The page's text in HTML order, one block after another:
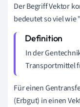
Der Begriff Vektor
bedeutet so viel wie
In der
Transportmittel
Für einen
(Erbgut) in einen